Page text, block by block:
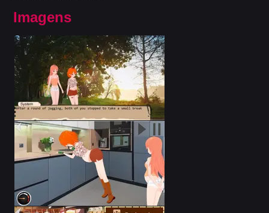
Imagens